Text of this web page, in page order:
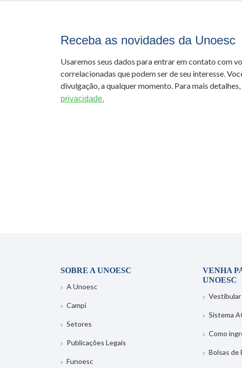
Receba as novidades da Unoesc
Usaremos seus dados para entrar em contato com
correlacionadas que podem ser de seu interesse.
divulgação, a qualquer momento. Para mais detalhes,
privacidade.
SOBRE A UNOESC
A Unoesc
Campi
Setores
Publicações Legais
Funoesc
VENHA
UNOESC
Vestibular
Sistema
Como
Bolsas de